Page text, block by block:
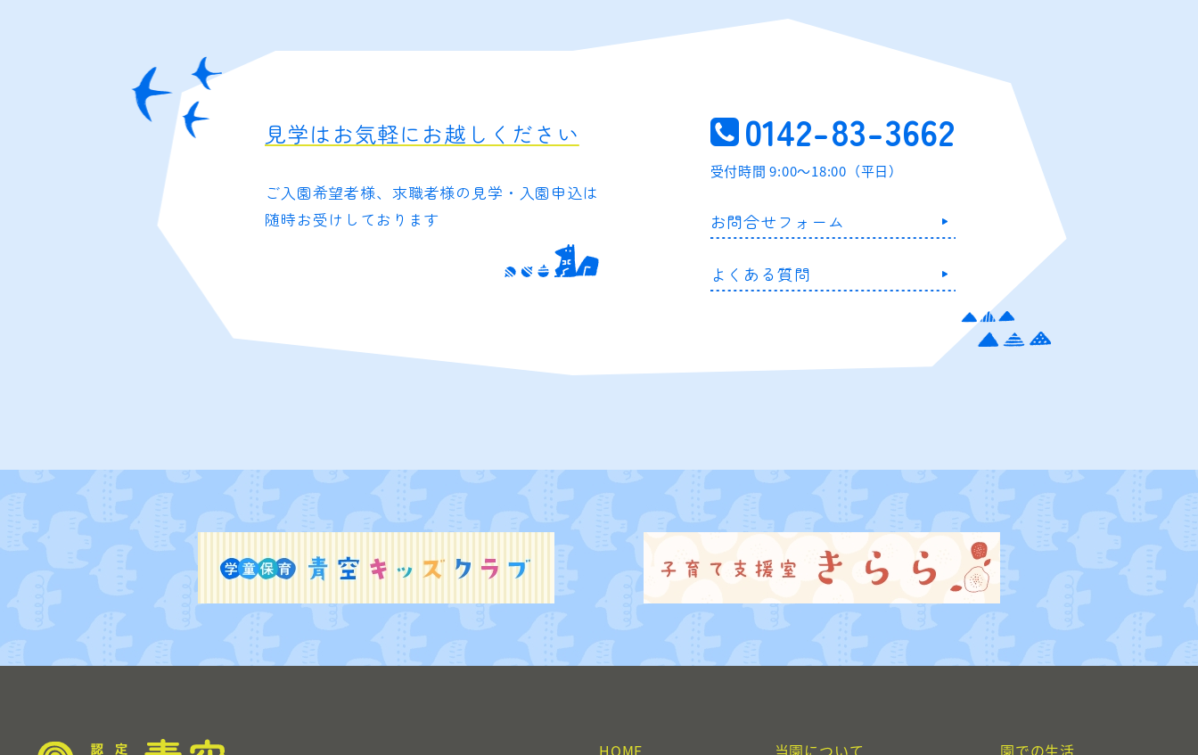
見学はお気軽にお越しください
ご入園希望者様、求職者様の 見学・入園申込は
随時お受けしております
0142-83-3662
受付時間 9:00～18:00（平日）
お問合せフォーム
よくある質問